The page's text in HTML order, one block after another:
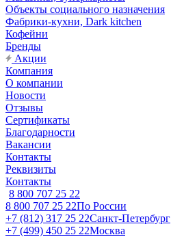
Объекты социального назначения
Фабрики-кухни, Dark kitchen
Кофейни
Бренды
Акции
Компания
О компании
Новости
Отзывы
Сертификаты
Благодарности
Вакансии
Контакты
Реквизиты
Контакты
8 800 707 25 22
8 800 707 25 22По России
+7 (812) 317 25 22Санкт-Петербург
+7 (499) 450 25 22Москва